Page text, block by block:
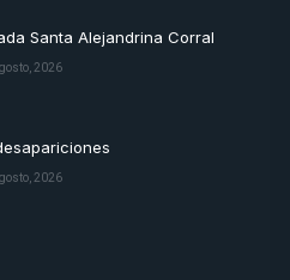
Santa Alejandrina Corral
2026
2026